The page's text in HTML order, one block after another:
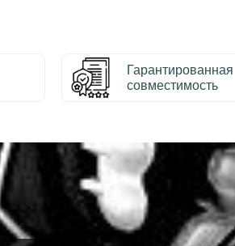
Гарантированная
совместимость